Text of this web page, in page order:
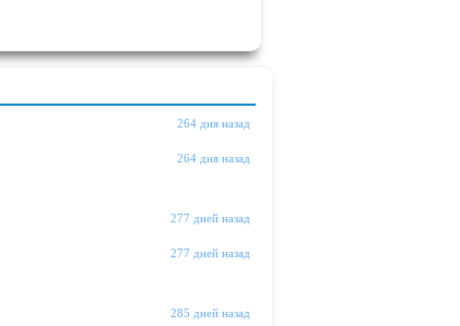
264 дня назад
264 дня назад
277 дней назад
277 дней назад
285 дней назад